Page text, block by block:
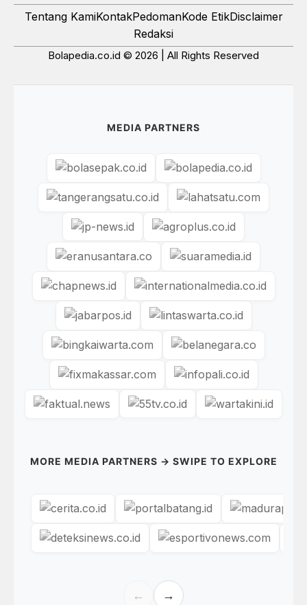
Tentang KamiKontakPedomanKode EtikDisclaimer
Redaksi
Bolapedia.co.id © 2026 | All Rights Reserved
MEDIA PARTNERS
MORE MEDIA PARTNERS → SWIPE TO EXPLORE
← →